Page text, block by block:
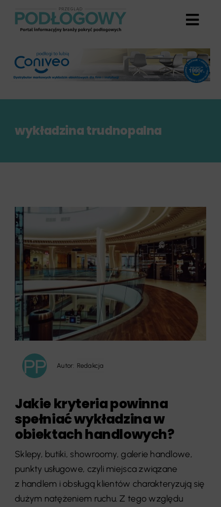
wykładzina trudnopalna
Autor: Redakcja
Jakie kryteria powinna
spełniać wykładzina w
obiektach handlowych?
Sklepy, butiki, showroomy, galerie handlowe,
punkty usługowe, czyli miejsca związane
z handlem i obsługą klientów charakteryzują się
dużym natężeniem ruchu. Z tego względu